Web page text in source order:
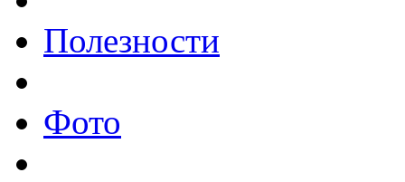
Полезности
Фото